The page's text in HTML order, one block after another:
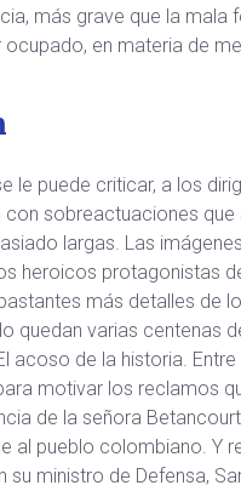
más grave que la mala
en materia de
le puede criticar, a los
sobreactuaciones
largas. Las
heroicos protagonistas
más detalles de
quedan varias centenas
acoso de la historia.
motivar los reclamos
de la señora Betancourt.
al pueblo colombiano. Y
su ministro de Defensa,